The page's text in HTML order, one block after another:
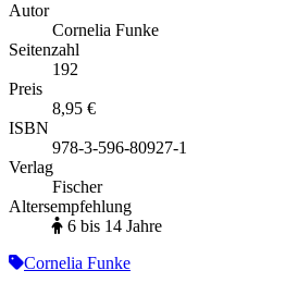
Autor
Cornelia Funke
Seitenzahl
192
Preis
8,95 €
ISBN
978-3-596-80927-1
Verlag
Fischer
Altersempfehlung
6 bis 14 Jahre
Cornelia Funke